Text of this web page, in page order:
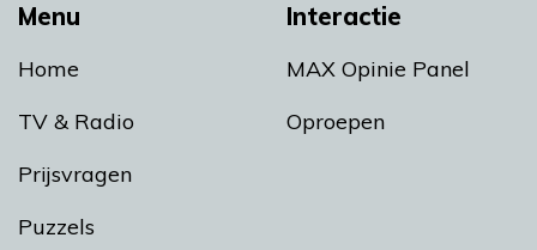
Menu
Home
TV & Radio
Prijsvragen
Puzzels
Interactie
MAX Opinie Panel
Oproepen